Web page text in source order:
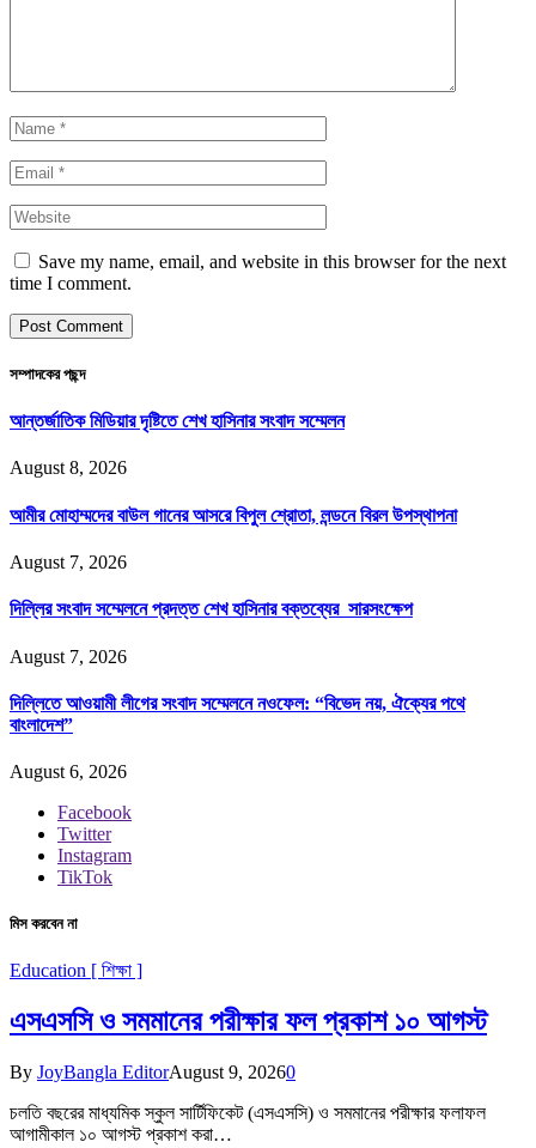
Save my name, email, and website in this browser for the next
time I comment.
সম্পাদকের পছন্দ
আন্তর্জাতিক মিডিয়ার দৃষ্টিতে শেখ হাসিনার সংবাদ সম্মেলন
August 8, 2026
আমীর মোহাম্মদের বাউল গানের আসরে বিপুল শ্রোতা, লন্ডনে বিরল উপস্থাপনা
August 7, 2026
দিল্লির সংবাদ সম্মেলনে প্রদত্ত শেখ হাসিনার বক্তব্যের সারসংক্ষেপ
August 7, 2026
দিল্লিতে আওয়ামী লীগের সংবাদ সম্মেলনে নওফেল: “বিভেদ নয়, ঐক্যের পথে
বাংলাদেশ”
August 6, 2026
Facebook
Twitter
Instagram
TikTok
মিস করবেন না
Education [ শিক্ষা ]
এসএসসি ও সমমানের পরীক্ষার ফল প্রকাশ ১০ আগস্ট
By JoyBangla EditorAugust 9, 20260
চলতি বছরের মাধ্যমিক স্কুল সার্টিফিকেট (এসএসসি) ও সমমানের পরীক্ষার ফলাফল
আগামীকাল ১০ আগস্ট প্রকাশ করা…